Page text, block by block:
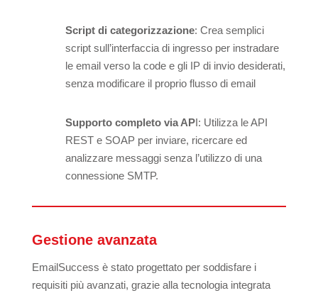
Script di categorizzazione: Crea semplici
script sull’interfaccia di ingresso per instradare
le email verso la code e gli IP di invio desiderati,
senza modificare il proprio flusso di email
Supporto completo via API: Utilizza le API
REST e SOAP per inviare, ricercare ed
analizzare messaggi senza l’utilizzo di una
connessione SMTP.
Gestione avanzata
EmailSuccess è stato progettato per soddisfare i
requisiti più avanzati, grazie alla tecnologia integrata